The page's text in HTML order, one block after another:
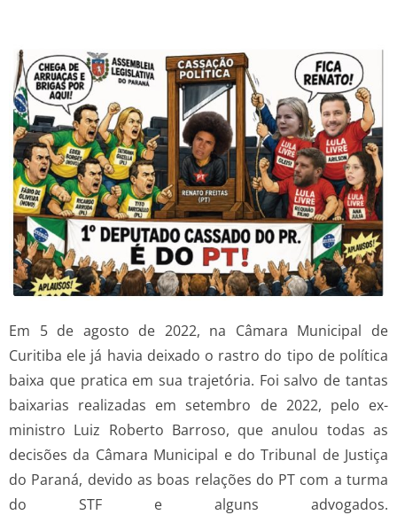
Em 5 de agosto de 2022, na Câmara Municipal de
Curitiba ele já havia deixado o rastro do tipo de política
baixa que pratica em sua trajetória. Foi salvo de tantas
baixarias realizadas em setembro de 2022, pelo ex-
ministro Luiz Roberto Barroso, que anulou todas as
decisões da Câmara Municipal e do Tribunal de Justiça
do Paraná, devido as boas relações do PT com a turma
do STF e alguns advogados.